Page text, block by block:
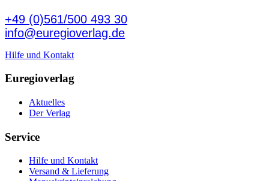
+49 (0)561/500 493 30
info@euregioverlag.de
Hilfe und Kontakt
Euregioverlag
Aktuelles
Der Verlag
Service
Hilfe und Kontakt
Versand & Lieferung